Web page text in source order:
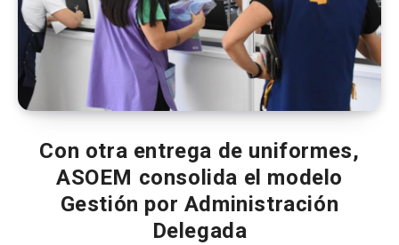
Con otra entrega de uniformes,
ASOEM consolida el modelo
Gestión por Administración
Delegada